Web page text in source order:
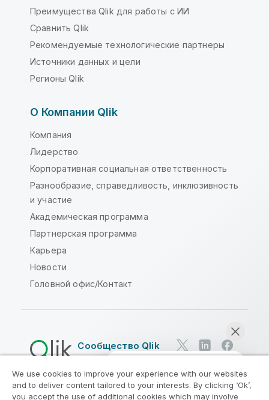
Преимущества Qlik для работы с ИИ
Сравнить Qlik
Рекомендуемые технологические партнеры
Источники данных и цели
Регионы Qlik
О Компании Qlik
Компания
Лидерство
Корпоративная социальная ответственность
Разнообразие, справедливость, инклюзивность
и участие
Академическая программа
Партнерская программа
Карьера
Новости
Головной офис/Контакт
Сообщество Qlik
Юридические соглашения
Условия использования продуктов
We use cookies to improve your experience with our websites
and to deliver content tailored to your interests. By clicking ‘Ok’,
you accept the use of additional cookies which may involve